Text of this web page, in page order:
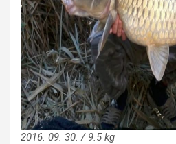
2016. 09. 30. / 9.5 kg